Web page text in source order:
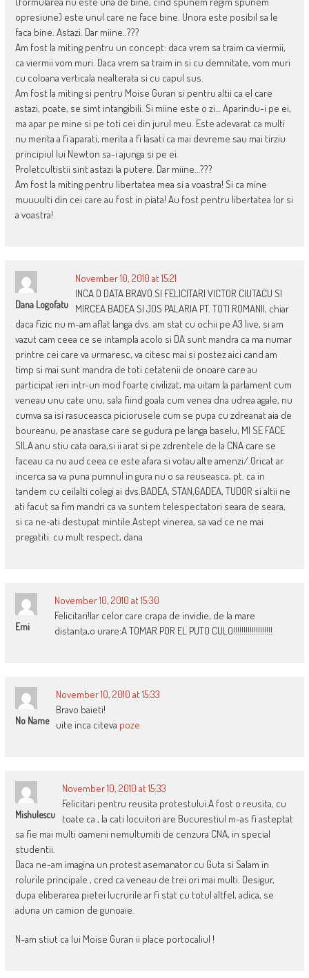
opresiune) este unul care ne face bine. Unora este posibil sa le
faca bine. Astazi. Dar miine..???
Am fost la miting pentru un concept: daca vrem sa traim ca viermii,
ca viermii vom muri. Daca vrem sa traim in si cu demnitate, vom muri
cu coloana verticala nealterata si cu capul sus.
Am fost la miting si pentru Moise Guran si pentru altii ca el care
astazi, poate, se simt intangibili. Si miine este o zi… Aparindu-i pe ei,
ma apar pe mine si pe toti cei din jurul meu. Este adevarat ca multi
nu merita a fi aparati, merita a fi lasati ca mai devreme sau mai tirziu
principiul lui Newton sa-i ajunga si pe ei.
Proletcultistii sint astazi la putere. Dar miine…???
Am fost la miting pentru libertatea mea si a voastra! Si ca mine
muuuulti din cei care au fost in piata! Au fost pentru libertatea lor si
a voastra!
Dana Logofatu
November 10, 2010 at 15:21
INCA O DATA BRAVO SI FELICITARI VICTOR CIUTACU SI
MIRCEA BADEA SI JOS PALARIA PT. TOTI ROMANII, chiar
daca fizic nu m-am aflat langa dvs. am stat cu ochii pe A3 live, si am
vazut cam ceea ce se intampla acolo si DA sunt mandra ca ma numar
printre cei care va urmaresc, va citesc mai si postez aici cand am
timp si mai sunt mandra de toti cetatenii de onoare care au
participat ieri intr-un mod foarte civilizat, ma uitam la parlament cum
veneau unu cate unu, sala fiind goala cum venea dna udrea agale, nu
cumva sa isi rasuceasca piciorusele cum se pupa cu zdreanat aia de
boureanu, pe anastase care se gudura pe langa baselu, MI SE FACE
SILA anu stiu cata oara,si ii arat si pe zdrentele de la CNA care se
faceau ca nu aud ceea ce este afara si votau alte amenzi/.Oricat ar
incerca sa va puna pumnul in gura nu o sa reuseasca, pt. ca in
tandem cu ceilalti colegi ai dvs.BADEA, STAN,GADEA, TUDOR si altii ne
ati facut sa fim mandri ca va suntem telespectatori seara de seara,
si ca ne-ati destupat mintile.Astept vinerea, sa vad ce ne mai
pregatiti. cu mult respect, dana
Emi
November 10, 2010 at 15:30
Felicitari!Iar celor care crapa de invidie, de la mare
distanta,o urare:A TOMAR POR EL PUTO CULO!!!!!!!!!!!!!!!!!!!
No Name
November 10, 2010 at 15:33
Bravo baieti!
uite inca citeva poze
Mishulescu
November 10, 2010 at 15:33
Felicitari pentru reusita protestului.A fost o reusita, cu
toate ca , la cati locuitori are Bucurestiul m-as fi asteptat
sa fie mai multi oameni nemultumiti de cenzura CNA, in special
studentii.
Daca ne-am imagina un protest asemanator cu Guta si Salam in
rolurile principale , cred ca veneau de trei ori mai multi. Desigur,
dupa eliberarea pietei lucrurile ar fi stat cu totul altfel, adica, se
aduna un camion de gunoaie.
N-am stiut ca lui Moise Guran ii place portocaliul !